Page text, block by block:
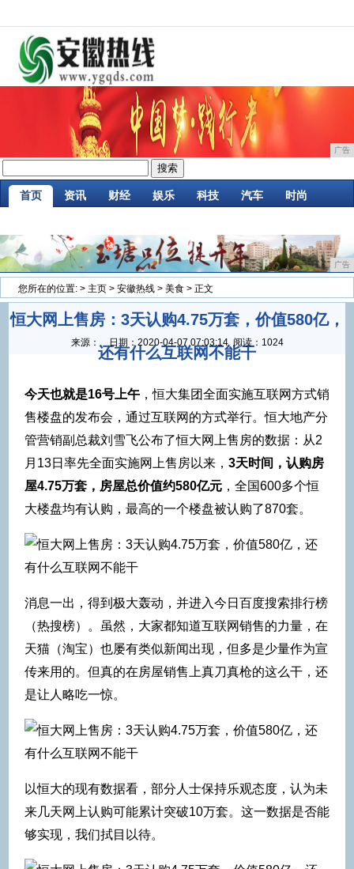
广告
首页 资讯 财经 娱乐 科技 汽车 时尚
广告
您所在的位置: > 主页 > 安徽热线 > 美食 > 正文
恒大网上售房：3天认购4.75万套，价值580亿，
还有什么互联网不能干
来源： 日期： 2020-04-07 07:03:14 阅读：1024
今天也就是16号上午 ，恒大集团全面实施互联网方式销
售楼盘的发布会，通过互联网的方式举行。恒大地产分
管营销副总裁刘雪飞公布了恒大网上售房的数据：从2
月13日率先全面实施网上售房以来， 3天时间，认购房
屋4.75万套，房屋总价值约580亿元 ，全国600多个恒
大楼盘均有认购，最高的一个楼盘被认购了870套。
消息一出，得到极大轰动，并进入今日百度搜索排行榜
（热搜榜）。虽然，大家都知道互联网销售的力量，在
天猫（淘宝）也屡有类似新闻出现，但多是少量作为宣
传来用的。但真的在房屋销售上真刀真枪的这么干，还
是让人略吃一惊。
以恒大的现有数据看，部分人士保持乐观态度，认为未
来几天网上认购可能累计突破10万套。这一数据是否能
够实现，我们拭目以待。